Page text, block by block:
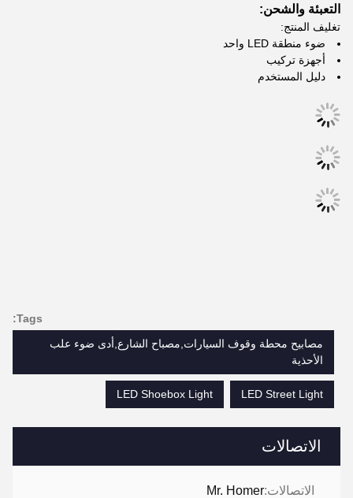
الاتصالات
الاتصالات:Mr. Homer
التعبئة والشحن:
تغليف المنتج:
ضوء منطقة LED واحد
أجهزة تركيب
دليل المستخدم
Tags:
مصابيح محطة وقوف السيارات,مصباح الشارع,أدى ضوء علب
الأحذية
LED Street Light
LED Shoebox Light